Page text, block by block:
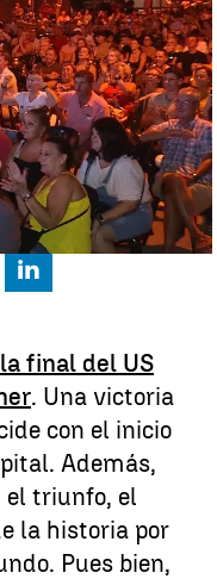
de Carlos Alcaraz |Antena
3 Noticias
09:45
Linkedin
final del US
. Una victoria
con el inicio
Además,
el triunfo, el
la historia por
Pues bien,